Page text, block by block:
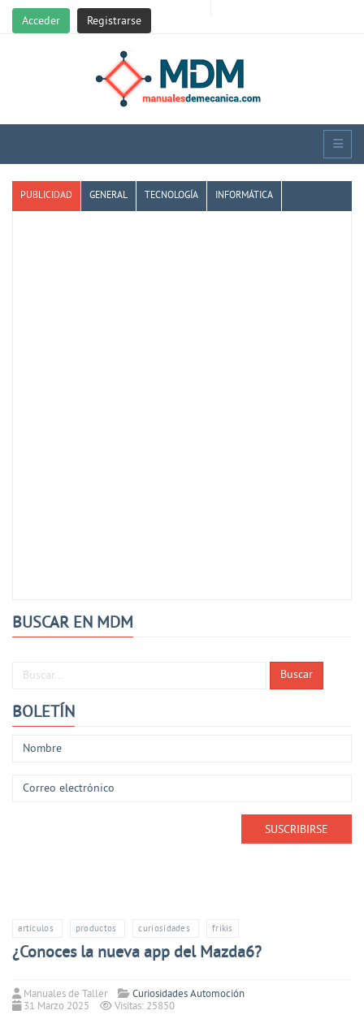
Acceder Registrarse
PUBLICIDAD GENERAL TECNOLOGÍA INFORMÁTICA
BUSCAR EN MDM
Buscar... Buscar
BOLETÍN
artículos productos curiosidades frikis
¿Conoces la nueva app del Mazda6?
Manuales de Taller
Curiosidades Automoción
31 Marzo 2025
Visitas: 25850